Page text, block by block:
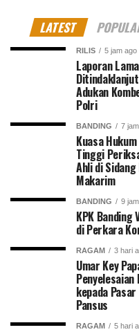
LATEST
RILIS 5 jam ago
Laporan
Adukan
Polri
BANDING 7
Kuasa
Tinggi
Ahli di
Makarim
BANDING 9
KPK Banding
di Perkara
RAGAM 3 hari
Umar Key
Penyelesaian
kepada
Pansus
RAGAM 5 hari